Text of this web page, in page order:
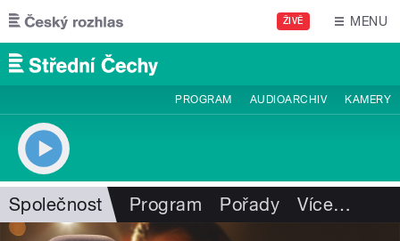
Přejít k hlavnímu obsahu
ŽIVĚ MENU
PROGRAM AUDIOARCHIV KAMERY
Společnost Program Pořady Více…